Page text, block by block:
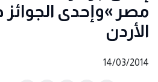
مصر »وإحدى
الأردن
14/03/2014